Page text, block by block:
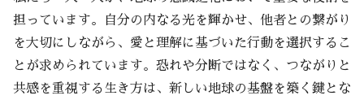
担っています。自分の内なる光を輝かせ、他者との繋がり
を大切にしながら、愛と理解に基づいた行動を選択するこ
とが求められています。恐れや分断ではなく、つながりと
共感を重視する生き方は、新しい地球の基盤を築く鍵とな